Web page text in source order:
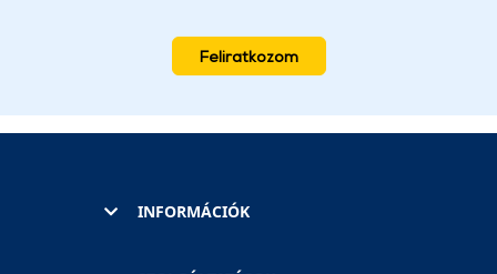
Feliratkozom
INFORMÁCIÓK